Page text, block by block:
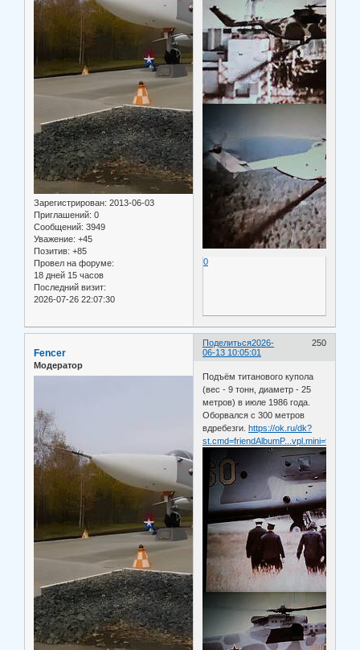
Зарегистрирован: 2013-06-03
Приглашений: 0
Сообщений: 3949
Уважение: +45
Позитив: +85
Провел на форуме:
18 дней 15 часов
Последний визит:
2026-07-26 22:07:30
0
Поделиться 250
2026-
06-13 10:05:01
Fencer
Модератор
Подъём титанового купола
(вес - 9 тонн, диаметр - 25
метров) в июле 1986 года.
Оборвался с 300 метров
вдребезги.https://ok.ru/dk?
st.cmd=friendAlbumP...vpl.mini=false